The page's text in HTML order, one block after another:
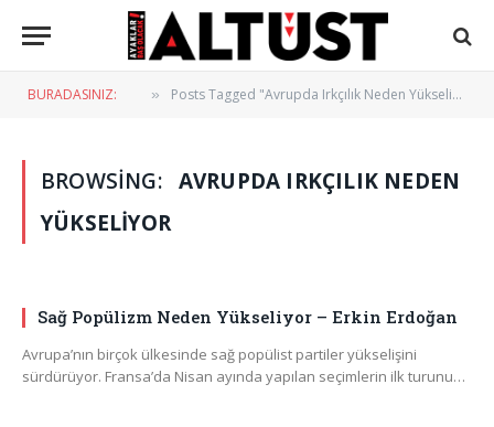
BURADASINIZ: » Posts Tagged "Avrupda Irkçılık Neden Yükseliyor"
BROWSING: AVRUPDA IRKÇILIK NEDEN
YÜKSELIYOR
Sağ Popülizm Neden Yükseliyor – Erkin Erdoğan
Avrupa’nın birçok ülkesinde sağ popülist partiler yükselişini
sürdürüyor. Fransa’da Nisan ayında yapılan seçimlerin ilk turunu…